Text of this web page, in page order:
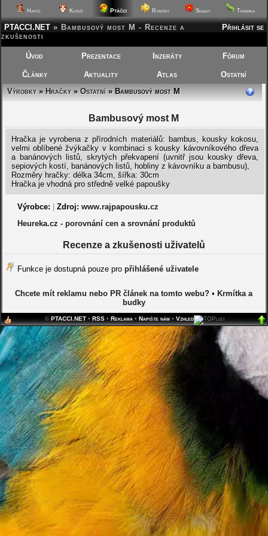
Hafíci Kočičí Ptáčci Rybičky Skalky Terárka
Přihlásit se
PTACCI.NET » Bambusový most M - Recenze a
zkušenosti
Úvod Prezentace Inzeráty Fórum
Články Aktuality Atlas
Ostatní
Výrobky»Hračky»Ostatní» Bambusový most M
Bambusový most M
Hračka je vyrobena z přírodních materiálů: bambus, kousky kokosu,
velmi oblíbené žvýkačky v kombinaci s kousky kávovníkového dřeva
a banánových listů, skrytých překvapení (uvnitř jsou kousky dřeva,
sepiových kostí, banánových listů, hobliny z kávovníku a bambusu),
Rozměry hračky: délka 34cm, šířka: 30cm
Hračka je vhodná pro středně velké papoušky
Výrobce: Zdroj: www.rajpapousku.cz
Heureka.cz - porovnání cen a srovnání produktů
Recenze a zkušenosti uživatelů
Funkce je dostupná pouze pro přihlášené uživatele
Chcete mít reklamu nebo PR článek na tomto webu? • Krmítka a
budky
©PTACCI.NET• RSS• Reklama• Napište nám• Vzhled